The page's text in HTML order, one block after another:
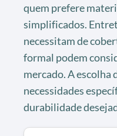
quem prefere
simplificados.
necessitam de
formal podem
mercado. A escolha
necessidades
durabilidade